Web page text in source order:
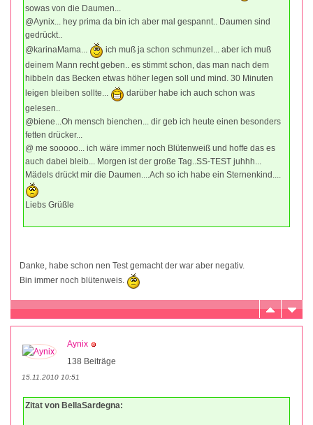
sowas von die Daumen...
@Aynix... hey prima da bin ich aber mal gespannt.. Daumen sind
gedrückt..
@karinaMama...
ich muß ja schon schmunzel... aber ich muß
deinem Mann recht geben.. es stimmt schon, das man nach dem
hibbeln das Becken etwas höher legen soll und mind. 30 Minuten
leigen bleiben sollte...
darüber habe ich auch schon was
gelesen..
@biene...Oh mensch bienchen... dir geb ich heute einen besonders
fetten drücker...
@ me sooooo... ich wäre immer noch Blütenweiß und hoffe das es
auch dabei bleib... Morgen ist der große Tag..SS-TEST juhhh...
Mädels drückt mir die Daumen....Ach so ich habe ein Sternenkind....
Liebs Grüßle
Danke, habe schon nen Test gemacht der war aber negativ.
Bin immer noch blütenweis.
Aynix
138 Beiträge
15.11.2010 10:51
Zitat von BellaSardegna: